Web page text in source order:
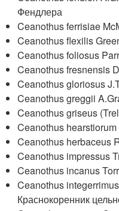
Фендлера
Ceanothus ferrisiae
Ceanothus flexilis
Ceanothus foliosus
Ceanothus fresnensis
Ceanothus gloriosus
Ceanothus greggii
Ceanothus griseus
Ceanothus
Ceanothus herbaceus
Ceanothus impressus
Ceanothus incanus
Ceanothus
Краснокоренник